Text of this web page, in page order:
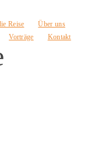
Reise
Über uns
Vorträge Kontakt